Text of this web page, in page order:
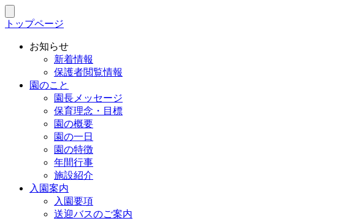
トップページ
お知らせ
新着情報
保護者閲覧情報
園のこと
園長メッセージ
保育理念・目標
園の概要
園の一日
園の特徴
年間行事
施設紹介
入園案内
入園要項
送迎バスのご案内